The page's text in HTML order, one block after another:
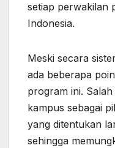
setiap perwakilan
Indonesia.
Meski secara
ada beberapa
program ini.
kampus sebagai
yang ditentukan
sehingga